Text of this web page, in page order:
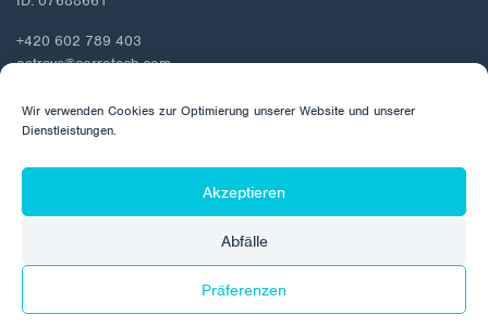
Wir verwenden Cookies zur Optimierung unserer Website und unserer
Dienstleistungen.
Akzeptieren
Abfälle
Präferenzen
+420 602 789 403
ostrava@corrotech.com
© 2026 Corrotech